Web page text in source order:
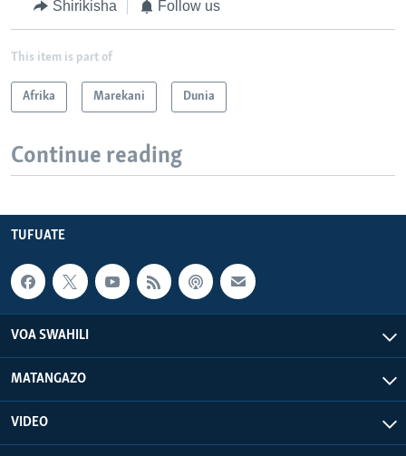
Shirikisha Follow us
This item is part of
Afrika Marekani Dunia
Continue reading
TUFUATE
VOA SWAHILI
MATANGAZO
VIDEO